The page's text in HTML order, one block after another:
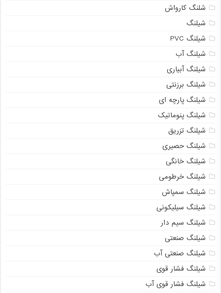
شلنگ کارواش
شیلنگ
شیلنگ PVC
شیلنگ آب
شیلنگ آبیاری
شیلنگ برزنتی
شیلنگ پارچه ای
شیلنگ پنوماتیک
شیلنگ تزریق
شیلنگ حصیری
شیلنگ خانگی
شیلنگ خرطومی
شیلنگ سمپاش
شیلنگ سیلیکونی
شیلنگ سیم دار
شیلنگ صنعتی
شیلنگ صنعتی آب
شیلنگ فشار قوی
شیلنگ فشار قوی آب